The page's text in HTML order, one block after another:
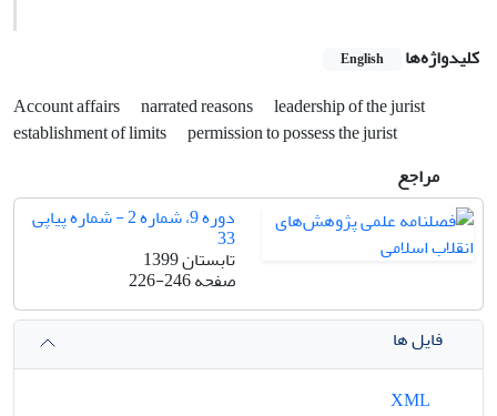
کلیدواژه‌ها English
Account affairs narrated reasons
leadership of the jurist
establishment of limits
permission to possess the jurist
مراجع
دوره 9، شماره 2 - شماره پیاپی
33
تابستان 1399
صفحه226-246
فایل ها